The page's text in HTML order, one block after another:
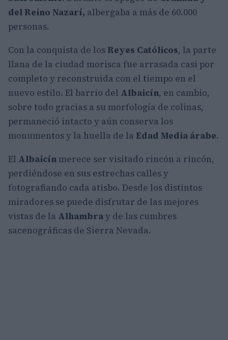
del Reino Nazarí, albergaba a más de 60.000
personas.
Con la conquista de los Reyes Católicos, la parte
llana de la ciudad morisca fue arrasada casi por
completo y reconstruida con el tiempo en el
nuevo estilo. El barrio del Albaicín, en cambio,
sobre todo gracias a su morfología de colinas,
permaneció intacto y aún conserva los
monumentos y la huella de la Edad Media árabe.
El Albaicín merece ser visitado rincón a rincón,
perdiéndose en sus estrechas calles y
fotografiando cada atisbo. Desde los distintos
miradores se puede disfrutar de las mejores
vistas de la Alhambray de las cumbres
sacenográficas de Sierra Nevada.